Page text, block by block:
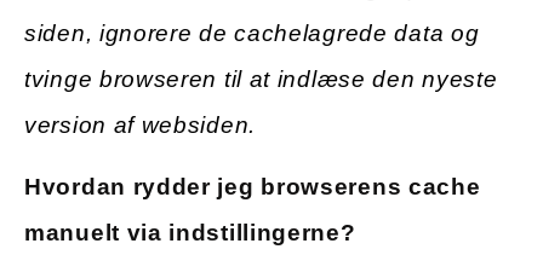
siden, ignorere de cachelagrede data og
tvinge browseren til at indlæse den nyeste
version af websiden.
Hvordan rydder jeg browserens cache
manuelt via indstillingerne?